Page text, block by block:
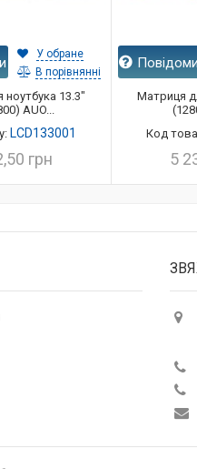
У обране
В порівнянні
13.3"
AUO...
LCD133001
грн
Матриця
Код
5